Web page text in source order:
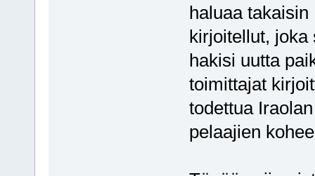
haluaa
kirjoitellut, joka
hakisi uutta
toimittajat
todettua
pelaajien